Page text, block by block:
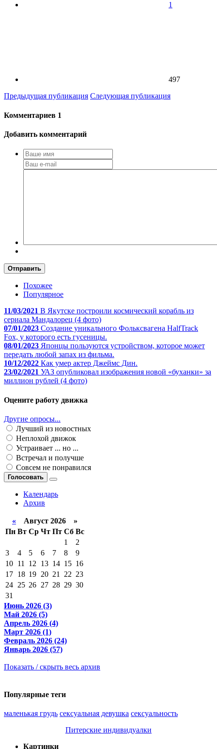
1
497
Предыдущая публикация Следующая публикация
Комментариев 1
Добавить комментарий
Отправить
Похожее
Популярное
11/03/2021 В Якутске построили космический корабль из
сериала Мандалорец (4 фото)
07/01/2023 Создание уникального Фольксвагена HalfTrack
Fox, у которого есть гусеницы.
08/01/2023 Японцы пользуются устройством, которое может
передать любой запах из фильма.
10/12/2022 Как умер актер Джеймс Дин.
23/02/2021 УАЗ опубликовал изображения новой «буханки» за
миллион рублей (4 фото)
Оцените работу движка
Другие опросы...
Лучший из новостных
Неплохой движок
Устраивает ... но ...
Встречал и получше
Совсем не понравился
Голосовать
Календарь
Архив
« Август 2026 »
Пн Вт Ср Чт Пт Сб Вс
1
2
3
4 5 6 7 8
9
10 11 12 13 14 15 16
17 18 19 20 21 22 23
24 25 26 27 28 29 30
31
Июнь 2026 (3)
Май 2026 (5)
Апрель 2026 (4)
Март 2026 (1)
Февраль 2026 (24)
Январь 2026 (57)
Показать / скрыть весь архив
Популярные теги
маленькая грудь сексуальная девушка сексуальность
Питерские индивидуалки
Картинки